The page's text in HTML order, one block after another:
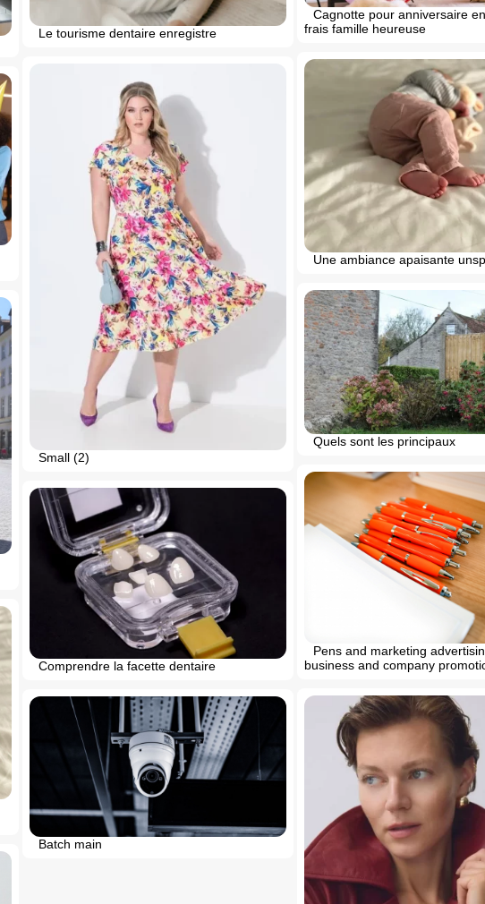
Le tourisme dentaire enregistre
Cagnotte pour anniversaire
frais famille heureuse
Une ambiance apaisante
Small (2)
Quels sont les principaux
Pens and marketing
business and company
Comprendre la facette dentaire
Batch main